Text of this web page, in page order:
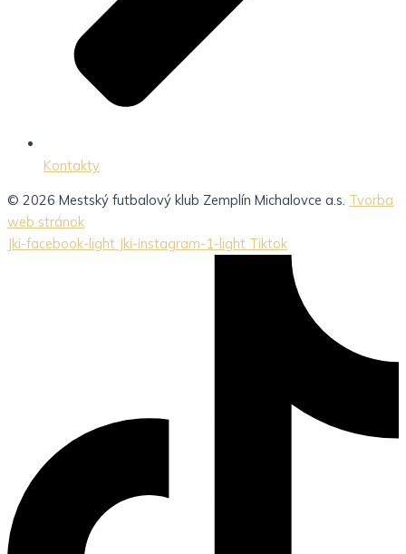
Kontakty
© 2026 Mestský futbalový klub Zemplín Michalovce a.s. Tvorba
web stránok
Jki-facebook-light Jki-instagram-1-light Tiktok